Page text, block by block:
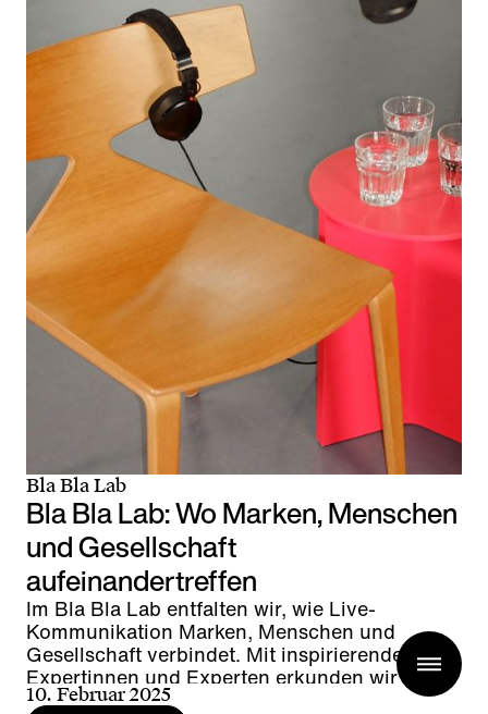
Bla Bla Lab
Bla Bla Lab: Wo Marken, Menschen
und Gesellschaft
aufeinandertreffen
Im Bla Bla Lab entfalten wir, wie Live-
Kommunikation Marken, Menschen und
Gesellschaft verbindet. Mit inspirierenden
Expertinnen und Experten erkunden wir
Trends, Technologien und wegweisende
10. Februar 2025